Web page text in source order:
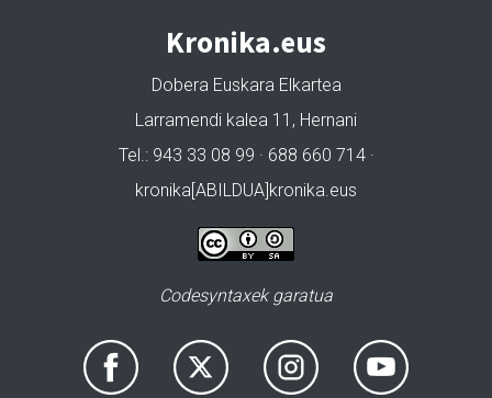
Kronika.eus
Dobera Euskara Elkartea
Larramendi kalea 11, Hernani
Tel.: 943 33 08 99 · 688 660 714 ·
kronika[ABILDUA]kronika.eus
Codesyntaxek garatua